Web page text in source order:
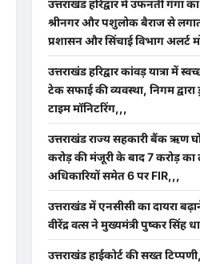
उत्तराखंड हरिद्वार में उफनती गंगा
श्रीनगर और पशुलोक बैराज से
प्रशासन और सिंचाई विभाग अलर्ट
उत्तराखंड हरिद्वार कांवड़ यात्रा में
टेक सफाई की व्यवस्था, निगम द्वारा
टाइम मॉनिटरिंग,,,
उत्तराखंड राज्य सहकारी बैंक ऋण
करोड़ की मंजूरी के बाद 7 करोड़ का
अधिकारियों समेत 6 पर FIR,,,
उत्तराखंड में एनसीसी का दायरा
वीरेंद्र वत्स ने मुख्यमंत्री पुष्कर
उत्तराखंड हाईकोर्ट की सख्त